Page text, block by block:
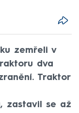
zemřeli v
dva
Traktor
zastavil se až